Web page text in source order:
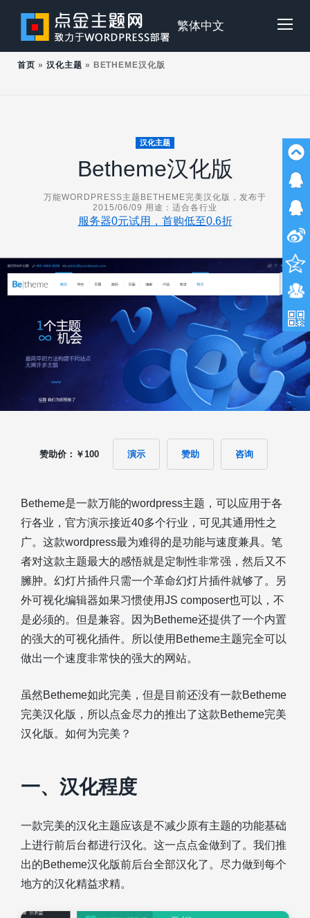
content
点
题
繁体中文
首页 » 汉化主题 » BETHEME汉化版
汉化主题
Betheme汉化版
万能WORDPRESS主题BETHEME完美汉化版，发布于
2015/06/09 用途：适合各行业
服务器0元试用，首购低至0.6折
赞助价：￥100 演示 赞助 咨询
Betheme是一款万能的wordpress主题，可以应用于各
行各业，官方演示接近40多个行业，可见其通用性之
广。这款wordpress最为难得的是功能与速度兼具。笔
者对这款主题最大的感悟就是定制性非常强，然后又不
臃肿。幻灯片插件只需一个革命幻灯片插件就够了。另
外可视化编辑器如果习惯使用JS composer也可以，不
是必须的。但是兼容。因为Betheme还提供了一个内置
的强大的可视化插件。所以使用Betheme主题完全可以
做出一个速度非常快的强大的网站。
虽然Betheme如此完美，但是目前还没有一款Betheme
完美汉化版，所以点金尽力的推出了这款Betheme完美
汉化版。如何为完美？
一、汉化程度
一款完美的汉化主题应该是不减少原有主题的功能基础
上进行前后台都进行汉化。这一点点金做到了。我们推
出的Betheme汉化版前后台全部汉化了。尽力做到每个
地方的汉化精益求精。